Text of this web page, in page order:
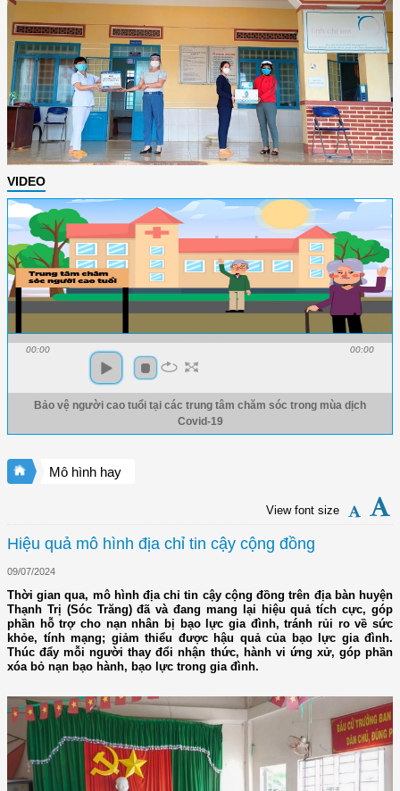
VIDEO
00:00 00:00
Bảo vệ người cao tuổi tại các trung tâm chăm sóc trong mùa dịch
Covid-19
Mô hình hay
View font size
Hiệu quả mô hình địa chỉ tin cậy cộng đồng
09/07/2024
Thời gian qua, mô hình địa chỉ tin cậy cộng đồng trên địa bàn huyện
Thạnh Trị (Sóc Trăng) đã và đang mang lại hiệu quả tích cực, góp
phần hỗ trợ cho nạn nhân bị bạo lực gia đình, tránh rủi ro về sức
khỏe, tính mạng; giảm thiểu được hậu quả của bạo lực gia đình.
Thúc đẩy mỗi người thay đổi nhận thức, hành vi ứng xử, góp phần
xóa bỏ nạn bạo hành, bạo lực trong gia đình.